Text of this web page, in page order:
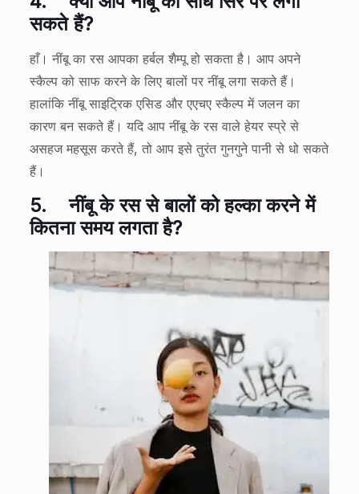
सकते हैं?
हाँ। नींबू का रस आपका हर्बल शैम्पू हो सकता है। आप अपने
स्कैल्प को साफ करने के लिए बालों पर नींबू लगा सकते हैं।
हालांकि नींबू साइट्रिक एसिड और एएचए स्कैल्प में जलन का
कारण बन सकते हैं। यदि आप नींबू के रस वाले हेयर स्प्रे से
असहज महसूस करते हैं, तो आप इसे तुरंत गुनगुने पानी से धो सकते
हैं।
5.नींबू के रस से बालों को हल्का करने में
कितना समय लगता है?